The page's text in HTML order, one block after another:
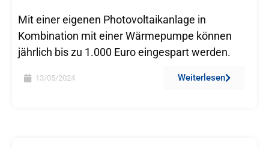
Mit einer eigenen Photovoltaikanlage in
Kombination mit einer Wärmepumpe können
jährlich bis zu 1.000 Euro eingespart werden.
13/05/2024 Weiterlesen